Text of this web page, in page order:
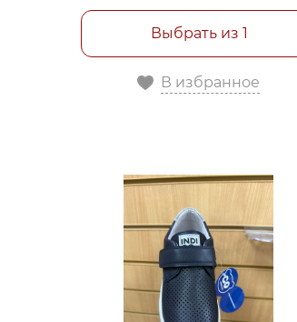
Выбрать из 1
В избранное